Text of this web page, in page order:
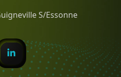
S/Essonne